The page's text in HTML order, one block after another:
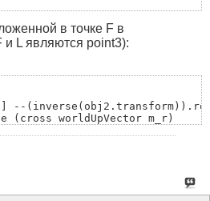
-1 do
в точке F в
и L являются point3):
--
(cross worldUpVector m_r)
upVector m_r L